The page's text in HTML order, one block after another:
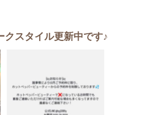
クスタイル更新中です♪